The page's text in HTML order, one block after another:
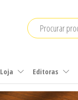
Loja Editoras